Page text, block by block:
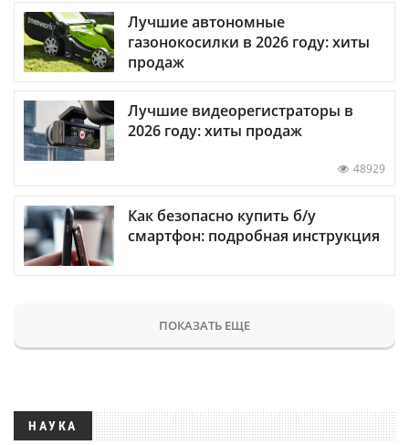
Лучшие автономные
газонокосилки в 2026 году: хиты
продаж
Лучшие видеорегистраторы в
2026 году: хиты продаж
48929
Как безопасно купить б/у
смартфон: подробная инструкция
ПОКАЗАТЬ ЕЩЕ
НАУКА